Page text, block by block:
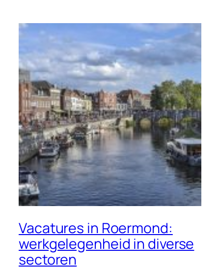
Vacatures in Roermond:
werkgelegenheid in diverse
sectoren